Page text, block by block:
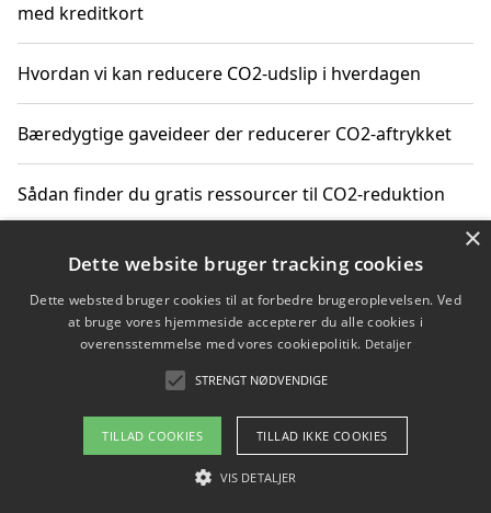
med kreditkort
Hvordan vi kan reducere CO2-udslip i hverdagen
Bæredygtige gaveideer der reducerer CO2-aftrykket
Sådan finder du gratis ressourcer til CO2-reduktion
Hvordan gadgets til hjemmet kan reducere CO2-udslip
Copyright 2026 - Pilanto Aps
Om / kontakt
Blog Betingelser
×
Dette website bruger tracking cookies
Dette websted bruger cookies til at forbedre brugeroplevelsen. Ved
at bruge vores hjemmeside accepterer du alle cookies i
overensstemmelse med vores cookiepolitik. Detaljer
STRENGT NØDVENDIGE
TILLAD COOKIES TILLAD IKKE COOKIES
VIS DETALJER